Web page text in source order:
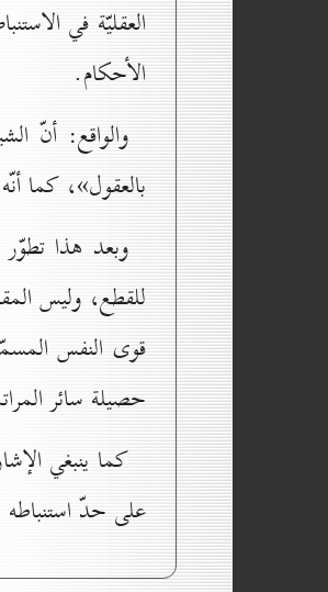
العقليّة في
الأحكام.
والواقع: أنّ
بالعقول»، كما
وبعد هذا
للقطع، وليس
قوى النفس
حصيلة سائر
كما ينبغي
على حدّ